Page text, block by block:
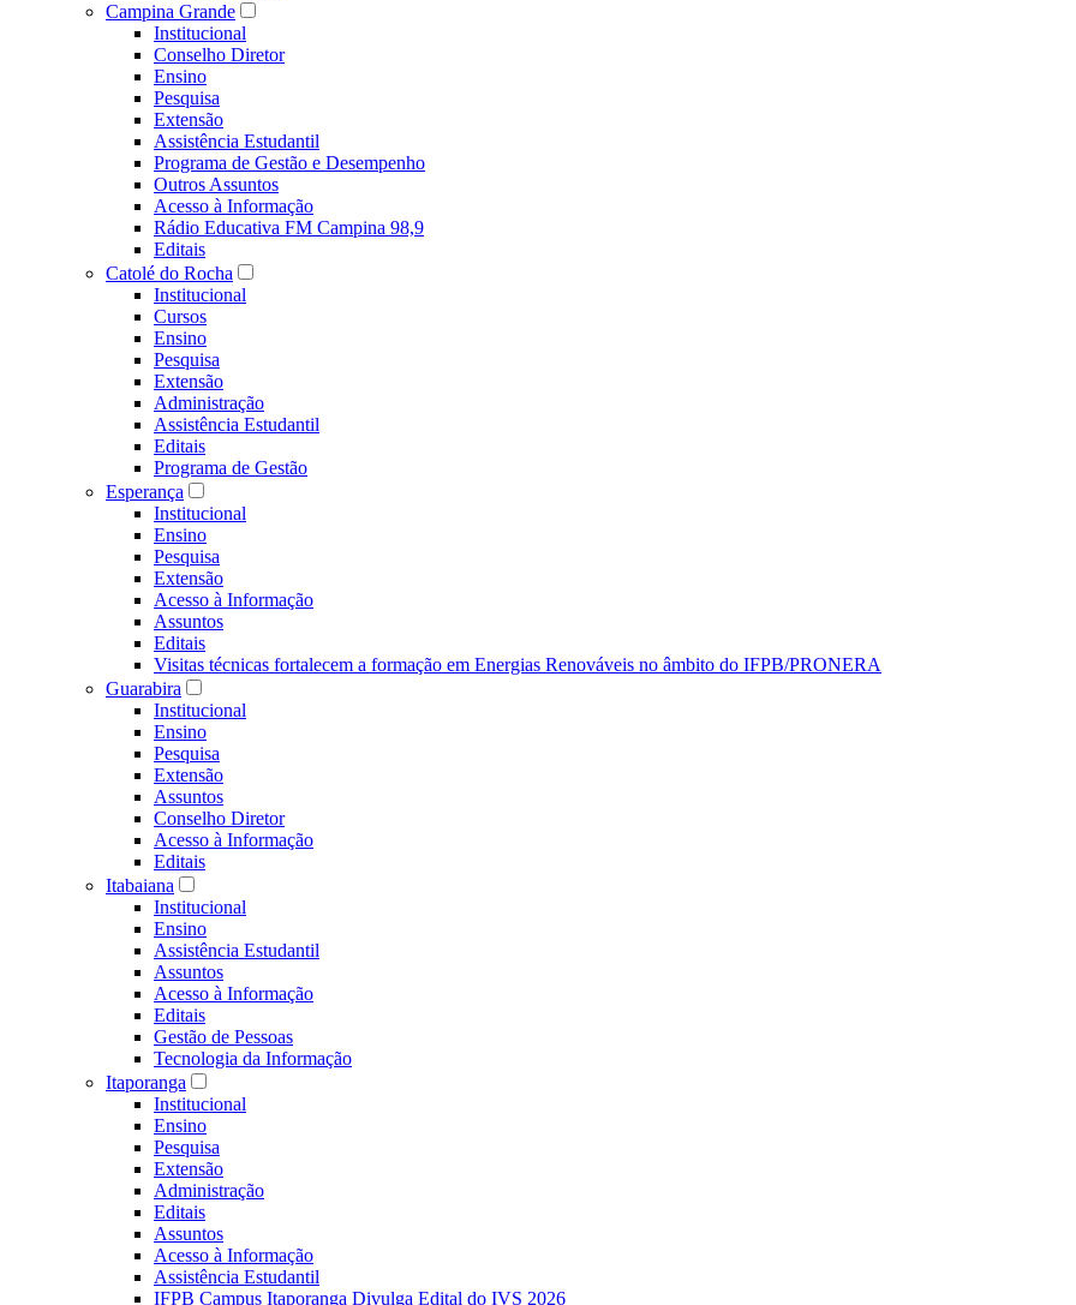
Campina Grande
Institucional
Conselho Diretor
Ensino
Pesquisa
Extensão
Assistência Estudantil
Programa de Gestão e Desempenho
Outros Assuntos
Acesso à Informação
Rádio Educativa FM Campina 98,9
Editais
Catolé do Rocha
Institucional
Cursos
Ensino
Pesquisa
Extensão
Administração
Assistência Estudantil
Editais
Programa de Gestão
Esperança
Institucional
Ensino
Pesquisa
Extensão
Acesso à Informação
Assuntos
Editais
Visitas técnicas fortalecem a formação em Energias Renováveis no âmbito do IFPB/PRONERA
Guarabira
Institucional
Ensino
Pesquisa
Extensão
Assuntos
Conselho Diretor
Acesso à Informação
Editais
Itabaiana
Institucional
Ensino
Assistência Estudantil
Assuntos
Acesso à Informação
Editais
Gestão de Pessoas
Tecnologia da Informação
Itaporanga
Institucional
Ensino
Pesquisa
Extensão
Administração
Editais
Assuntos
Acesso à Informação
Assistência Estudantil
IFPB Campus Itaporanga Divulga Edital do IVS 2026